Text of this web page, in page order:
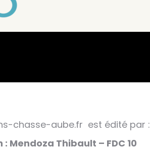
chasse-aube.fr est édité par :
Mendoza Thibault – FDC 10